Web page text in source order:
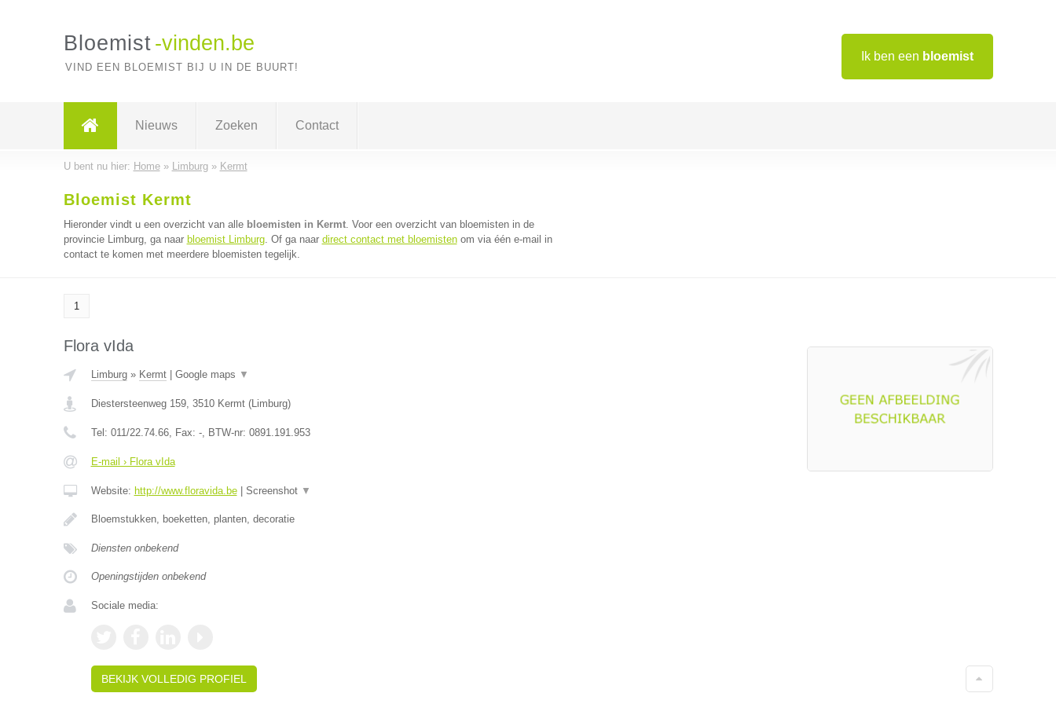
Ik ben een bloemist
Bloemist -vinden.be
VIND EEN BLOEMIST BIJ U IN DE BUURT!
Nieuws Zoeken Contact
U bent nu hier: Home» Limburg» Kermt
Bloemist Kermt
Hieronder vindt u een overzicht van alle bloemisten in Kermt. Voor een overzicht van bloemisten in de
provincie Limburg, ga naar bloemist Limburg. Of ga naar direct contact met bloemistenom via één e-mail in
contact te komen met meerdere bloemisten tegelijk.
1
Flora vIda
Limburg» Kermt| Google maps ▼
Diestersteenweg 159, 3510 Kermt(Limburg)
Tel: 011/22.74.66, Fax: -, BTW-nr: 0891.191.953
E-mail › Flora vIda
Website: http://www.floravida.be| Screenshot ▼
Bloemstukken, boeketten, planten, decoratie
Diensten onbekend
Openingstijden onbekend
Sociale media:
BEKIJK VOLLEDIG PROFIEL